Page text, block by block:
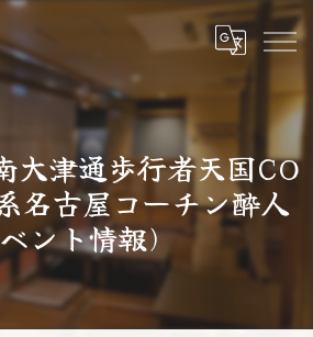
大津通歩行者天国CO
名古屋コーチン酔人
ント情報)